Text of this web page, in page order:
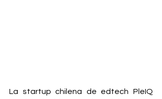
La startup chilena de edtech PleIQ